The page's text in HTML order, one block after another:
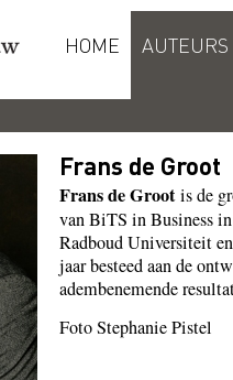
HOME AUTEURS
Frans de Groot
Frans de Grootis de
van BiTS in Business
Radboud Universiteit
jaar besteed aan de
adembenemende
Foto Stephanie Pistel